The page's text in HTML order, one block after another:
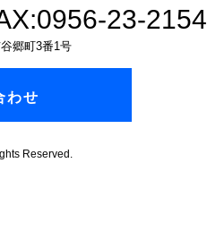
23-2154
郷町3番1号
わせ
Reserved.